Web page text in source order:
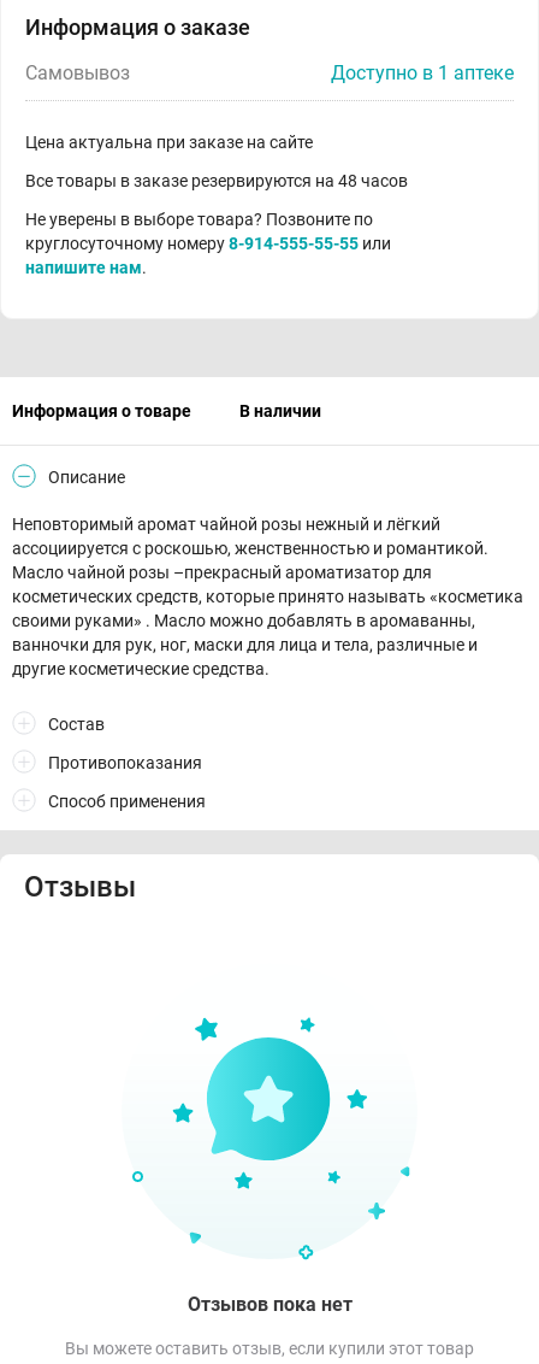
Информация о заказе
Самовывоз Доступно в 1 аптеке
Цена актуальна при заказе на сайте
Все товары в заказе резервируются на 48 часов
Не уверены в выборе товара? Позвоните по
круглосуточному номеру8-914-555-55-55 или
напишите нам.
Информация о товаре В наличии
Описание
Неповторимый аромат чайной розы нежный и лёгкий
ассоциируется с роскошью, женственностью и романтикой.
Масло чайной розы –прекрасный ароматизатор для
косметических средств, которые принято называть «косметика
своими руками» . Масло можно добавлять в аромаванны,
ванночки для рук, ног, маски для лица и тела, различные и
другие косметические средства.
Состав
Противопоказания
Способ применения
Отзывы
Отзывов пока нет
Вы можете оставить отзыв, если купили этот товар